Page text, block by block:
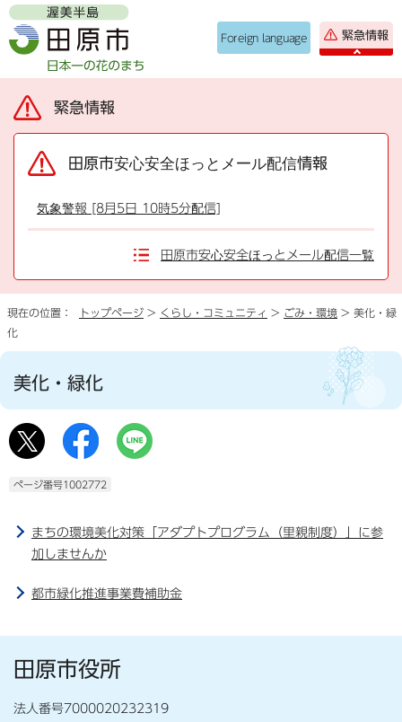
Foreign language 緊急情報
緊急情報
田原市安心安全ほっとメール配信情報
気象警報 [8月5日 10時5分配信]
田原市安心安全ほっとメール配信一覧
現在の位置： トップページ > くらし・コミュニティ > ごみ・環境 > 美化・緑
化
美化・緑化
ページ番号1002772
まちの環境美化対策「アダプトプログラム（里親制度）」に参
加しませんか
都市緑化推進事業費補助金
田原市役所
法人番号7000020232319